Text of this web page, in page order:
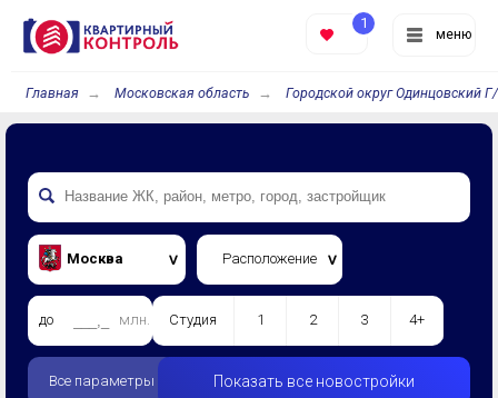
меню
1
Главная Московская область Городской округ Одинцовский
Москва Расположение
до млн. Студия 1 2 3 4+
Все параметры Показать все новостройки